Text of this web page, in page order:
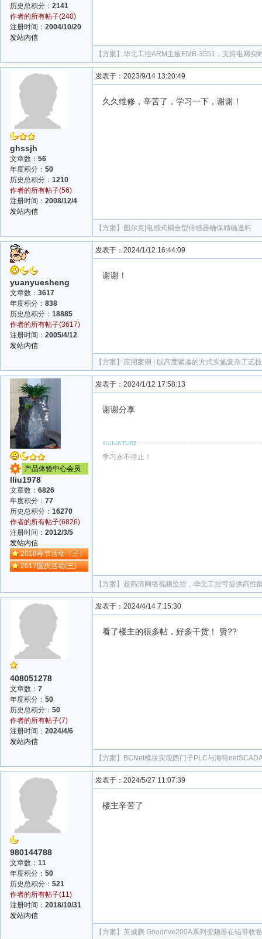
历史总积分： 2141
作者的所有帖子(240)
注册时间： 2004/10/20
发站内信
【方案】 华北工控ARM主板EMB-3551，支持电网实
ghssjh
文章数： 56
年度积分： 50
历史总积分： 1210
作者的所有帖子(56)
注册时间： 2008/12/4
发站内信
发表于：2023/9/14 13:20:49
久久维修，辛苦了，学习一下，谢谢！
【方案】 图尔克|电感式耦合型传感器确保精确送料
yuanyuesheng
文章数： 3617
年度积分： 838
历史总积分： 18885
作者的所有帖子(3617)
注册时间： 2005/4/12
发站内信
发表于：2024/1/12 16:44:09
谢谢！
【方案】 应用案例 | 以高度紧凑的方式实施复杂工艺
产品体验中心会员
lliu1978
文章数： 6826
年度积分： 77
历史总积分： 16270
作者的所有帖子(6826)
注册时间： 2012/3/5
发站内信
2018春节活动（三）
2017国庆活动(三)
发表于：2024/1/12 17:58:13
谢谢分享
学习永不停止！
【方案】 超高清网络视频监控，华北工控可提供高性
408051278
文章数： 7
年度积分： 50
历史总积分： 50
作者的所有帖子(7)
注册时间： 2024/4/6
发站内信
发表于：2024/4/14 7:15:30
看了楼主的很多帖，好多干货！ 赞??
【方案】 BCNet模块实现西门子PLC与海得
980144788
文章数： 11
年度积分： 50
历史总积分： 521
作者的所有帖子(11)
注册时间： 2018/10/31
发站内信
发表于：2024/5/27 11:07:39
楼主辛苦了
【方案】 英威腾 Goodrive200A系列变频器在铅带收